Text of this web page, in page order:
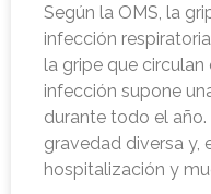
Según la OMS, la
infección
la gripe que
infección supone
durante todo el
gravedad diversa y,
hospitalización y